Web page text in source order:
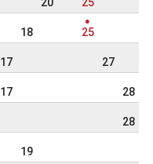
20 25
●
18
25
17
27
17
28
28
19